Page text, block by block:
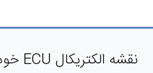
نقشه الکتریکال ECU خودرو روا سال بنزینی